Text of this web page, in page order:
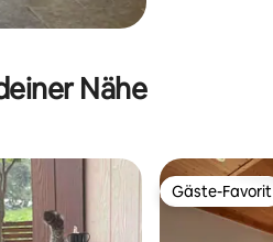
Nähe
Gäste-Favorit
Gäste-Favorit